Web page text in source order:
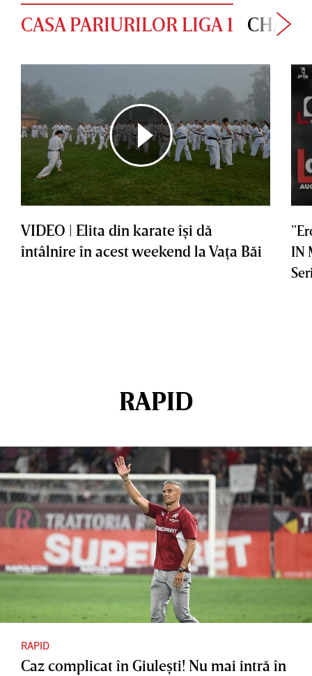
CASA PARIURILOR LIGA 1
VIDEO | Elita din karate îşi dă
întâlnire în acest weekend la Vaţa Băi
IN
RAPID
RAPID
Caz complicat în Giuleşti! Nu mai intră în